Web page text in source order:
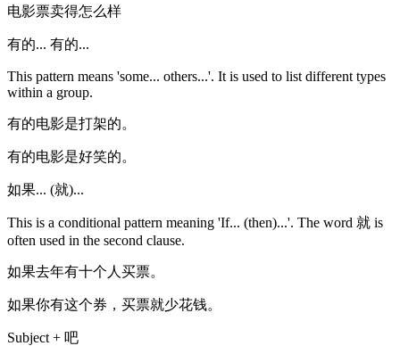
电影票卖得怎么样
有的... 有的...
This pattern means 'some... others...'. It is used to list different types
within a group.
有的电影是打架的。
有的电影是好笑的。
如果... (就)...
This is a conditional pattern meaning 'If... (then)...'. The word 就 is
often used in the second clause.
如果去年有十个人买票。
如果你有这个券，买票就少花钱。
Subject + 吧